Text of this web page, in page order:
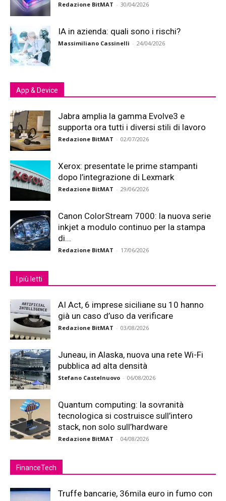
Redazione BitMAT - 30/04/2026
IA in azienda: quali sono i rischi?
Massimiliano Cassinelli - 24/04/2026
App & Device
Jabra amplia la gamma Evolve3 e
supporta ora tutti i diversi stili di lavoro
Redazione BitMAT - 02/07/2026
Xerox: presentate le prime stampanti
dopo l’integrazione di Lexmark
Redazione BitMAT - 29/06/2026
Canon ColorStream 7000: la nuova serie
inkjet a modulo continuo per la stampa
di...
Redazione BitMAT - 17/06/2026
I più letti
AI Act, 6 imprese siciliane su 10 hanno
già un caso d’uso da verificare
Redazione BitMAT - 03/08/2026
Juneau, in Alaska, nuova una rete Wi-Fi
pubblica ad alta densità
Stefano Castelnuovo - 06/08/2026
Quantum computing: la sovranità
tecnologica si costruisce sull’intero
stack, non solo sull’hardware
Redazione BitMAT - 04/08/2026
FinanceTech
Truffe bancarie, 36mila euro in fumo con